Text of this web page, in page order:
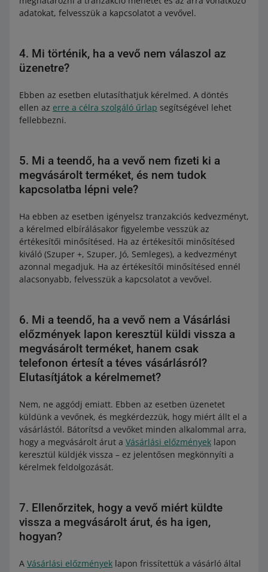
adatokat, felvesszük a kapcsolatot a vevővel.
4. Mi történik, ha a vevő nem válaszol az
üzenetre?
Ebben az esetben elutasíthatjuk kérelmed. A döntés
ellen az erre a célra szolgáló űrlap segítségével lehet
fellebbezni.
5. Mi a teendő, ha a vevő nem fizeti ki a
megvásárolt terméket, és nem tudok
kapcsolatba lépni vele?
Ha ebben az esetben igényelsz tranzakciós kedvezményt,
a kérelmed elbírálásakor figyelembe vesszük az
értékesítői minősítésed. Ha az értékesítői minősítésed
kiváló (Szuper +, Szuper, Jó, Semleges), a kedvezményt
azonnal megadjuk. Ha az értékesítői minősítésed ennél
alacsonyabb, felvesszük a kapcsolatot a vevővel.
6. Mi a teendő, ha a vevő nem a Vásárlási
előzmények lapon keresztül küldi vissza a
megvásárolt terméket, hanem csak
telefonon értesít a téves vásárlásról?
Elutasítjátok a kérelmemet?
Nem, ne aggódj emiatt. Ebben az esetben üzenetet
küldünk a vevőnek, és megkérdezzük, hogy miért állt el a
vásárlástól. Bátorítsd a vevőket minden alkalommal arra,
hogy a megvásárolt árut a Vásárlási előzmények lapon
keresztül küldjék vissza – ez jelentősen megkönnyíti a
kérelmek feldolgozását.
7. Ellenőrzitek, hogy a vevő miért küldte
vissza a megvásárolt árut, és ha igen,
hogyan?
A Vásárlási előzmények lapon frissítettük a vásárló által